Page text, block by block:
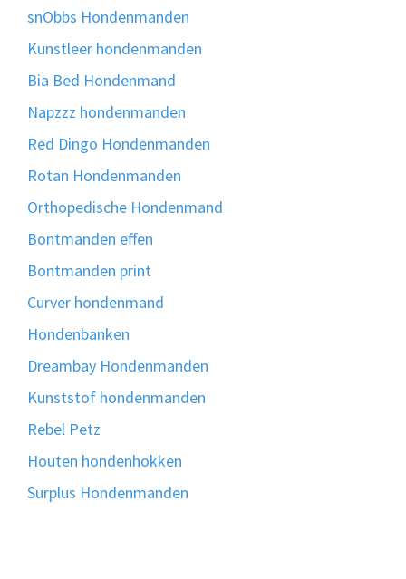
snObbs Hondenmanden
Kunstleer hondenmanden
Bia Bed Hondenmand
Napzzz hondenmanden
Red Dingo Hondenmanden
Rotan Hondenmanden
Orthopedische Hondenmand
Bontmanden effen
Bontmanden print
Curver hondenmand
Hondenbanken
Dreambay Hondenmanden
Kunststof hondenmanden
Rebel Petz
Houten hondenhokken
Surplus Hondenmanden